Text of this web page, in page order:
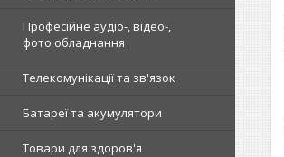
Професійне аудіо-, відео-,
фото обладнання
Телекомунікації та зв'язок
Батареї та акумулятори
Товари для здоров'я